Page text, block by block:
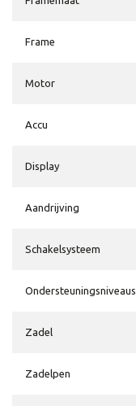
Frame
Motor
Accu
Display
Aandrijving
Schakelsysteem
Ondersteuningsniveaus
Zadel
Zadelpen